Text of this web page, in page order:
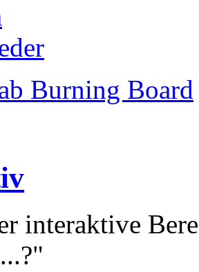
Burning Board
interaktive